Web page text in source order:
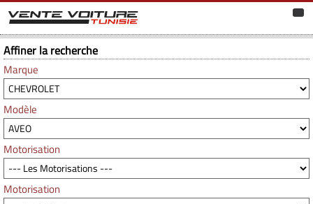
Affiner la recherche
Marque
Modèle
Motorisation
Motorisation